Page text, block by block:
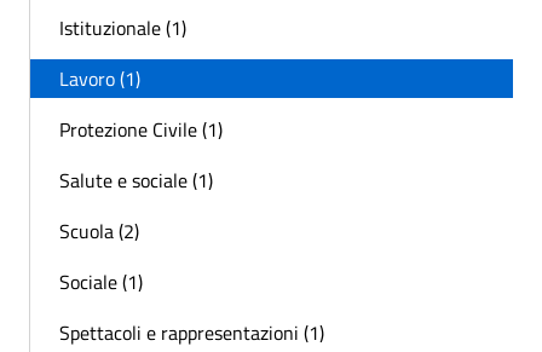
Istituzionale (1)
Lavoro (1)
Protezione Civile (1)
Salute e sociale (1)
Scuola (2)
Sociale (1)
Spettacoli e rappresentazioni (1)